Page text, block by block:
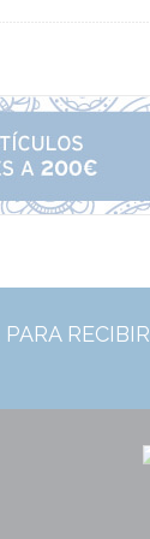
PARA RECIBIR